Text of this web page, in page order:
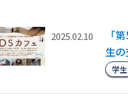
2025.02.10
「
生
学生